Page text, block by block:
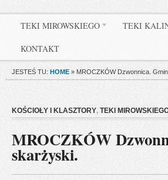
TEKI MIROWSKIEGO TEKI
KONTAKT
JESTEŚ TU: HOME » MROCZKÓW Dzwonnica.
KOŚCIOŁY I KLASZTORY, TEKI
MROCZKÓW
skarżyski.